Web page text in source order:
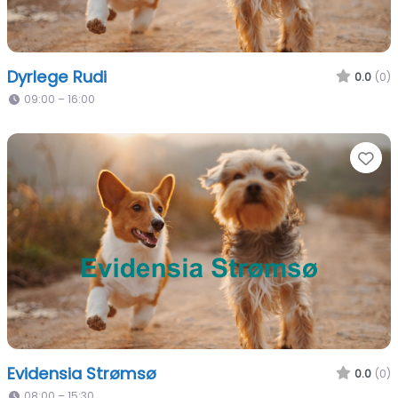
Dyrlege Rudi 0.0 (0)
09:00 – 16:00
Evidensia Strømsø 0.0 (0)